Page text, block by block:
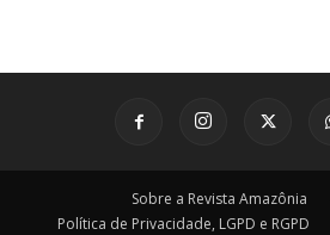
Sobre a Revista Amazônia
Política de Privacidade, LGPD e RGPD